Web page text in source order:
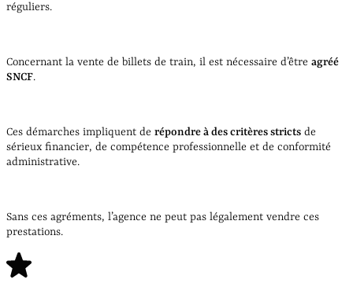
réguliers.
Concernant la vente de billets de train, il est nécessaire d’être agréé
SNCF.
Ces démarches impliquent de répondre à des critères stricts de
sérieux financier, de compétence professionnelle et de conformité
administrative.
Sans ces agréments, l’agence ne peut pas légalement vendre ces
prestations.